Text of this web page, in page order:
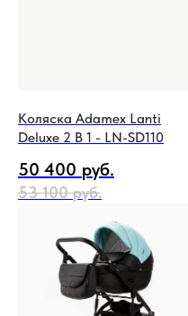
Коляска Adamex Lanti
Deluxe 2 В 1 - LN-SD110
50 400 руб.
53 100 руб.